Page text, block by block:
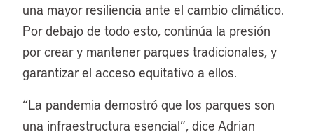
una mayor resiliencia ante el cambio climático.
Por debajo de todo esto, continúa la presión
por crear y mantener parques tradicionales, y
garantizar el acceso equitativo a ellos.
“La pandemia demostró que los parques son
una infraestructura esencial”, dice Adrian